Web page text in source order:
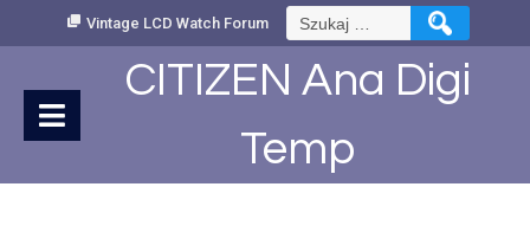
Vintage LCD Watch Forum Szukaj:
CITIZEN Ana Digi
Temp